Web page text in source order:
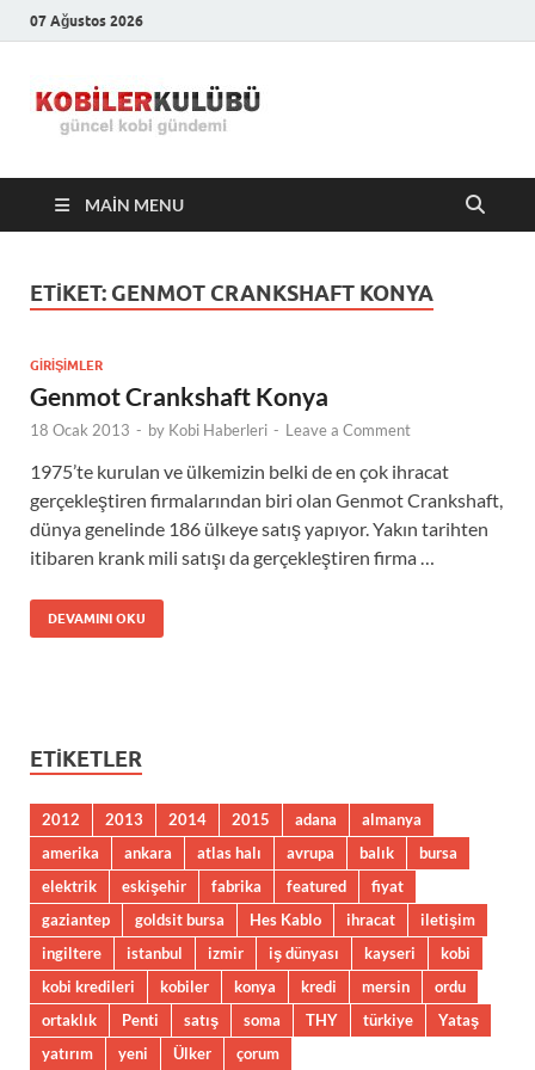
07 Ağustos 2026
Kulübü –
En Güncel
Kobi
MAIN MENU
ETIKET: GENMOT CRANKSHAFT KONYA
GIRIŞIMLER
Genmot Crankshaft Konya
18 Ocak 2013 - by Kobi Haberleri - Leave a Comment
1975’te kurulan ve ülkemizin belki de en çok ihracat
gerçekleştiren firmalarından biri olan Genmot Crankshaft,
dünya genelinde 186 ülkeye satış yapıyor. Yakın tarihten
itibaren krank mili satışı da gerçekleştiren firma …
DEVAMINI OKU
ETIKETLER
2012 2013 2014 2015 adana
almanya
amerika
ankara atlas halı avrupa balık
bursa
elektrik
eskişehir fabrika featured
fiyat
gaziantep
goldsit bursa Hes Kablo ihracat
iletişim
ingiltere
istanbul izmir iş dünyası kayseri
kobi
kobi kredileri
kobiler konya kredi mersin
ordu
ortaklık
Penti satış soma THY türkiye
Yataş
yatırım
yeni Ülker çorum